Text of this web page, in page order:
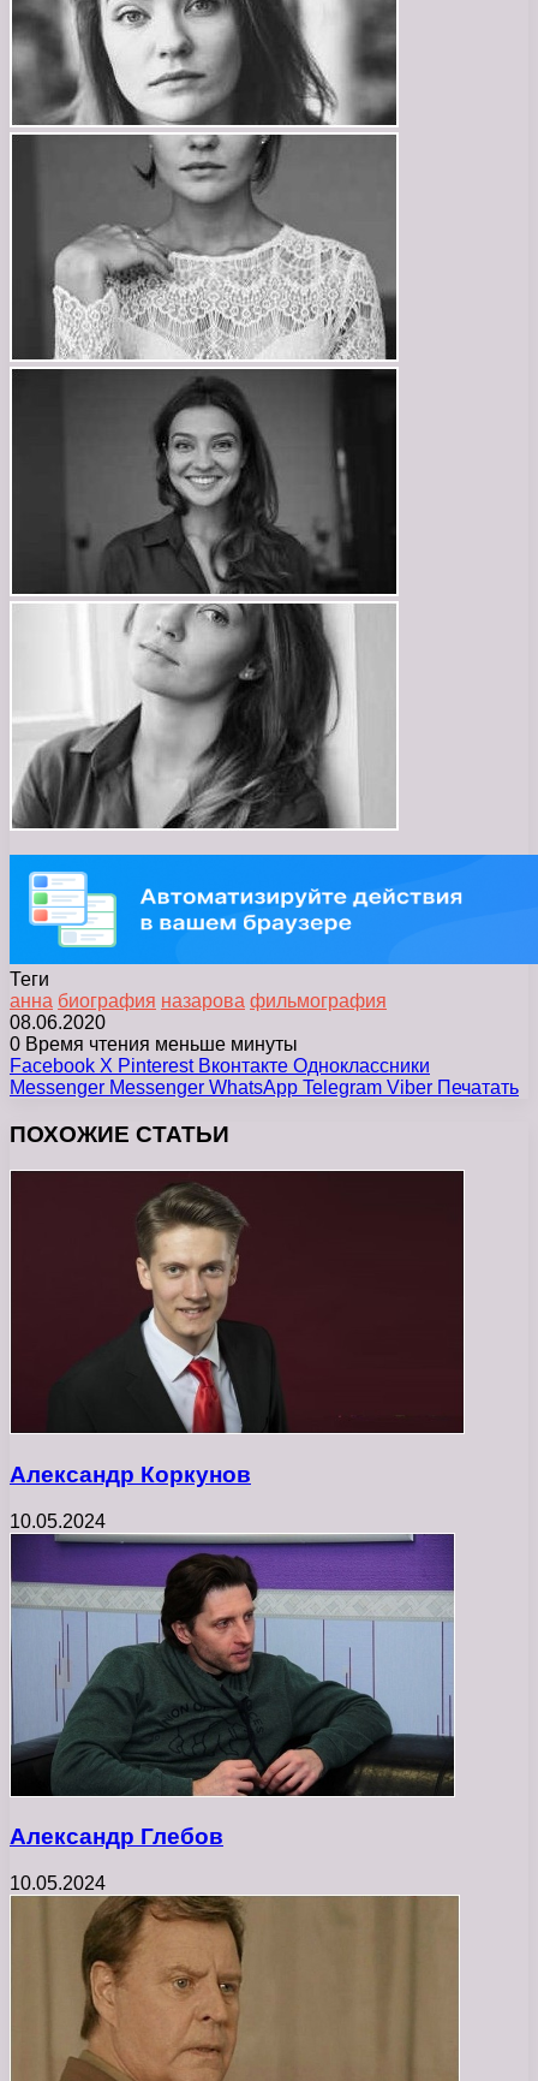
Теги
анна биография назарова фильмография
08.06.2020
0 Время чтения меньше минуты
Facebook X Pinterest Вконтакте Одноклассники
Messenger Messenger WhatsApp Telegram Viber Печатать
ПОХОЖИЕ СТАТЬИ
Александр Коркунов
10.05.2024
Александр Глебов
10.05.2024